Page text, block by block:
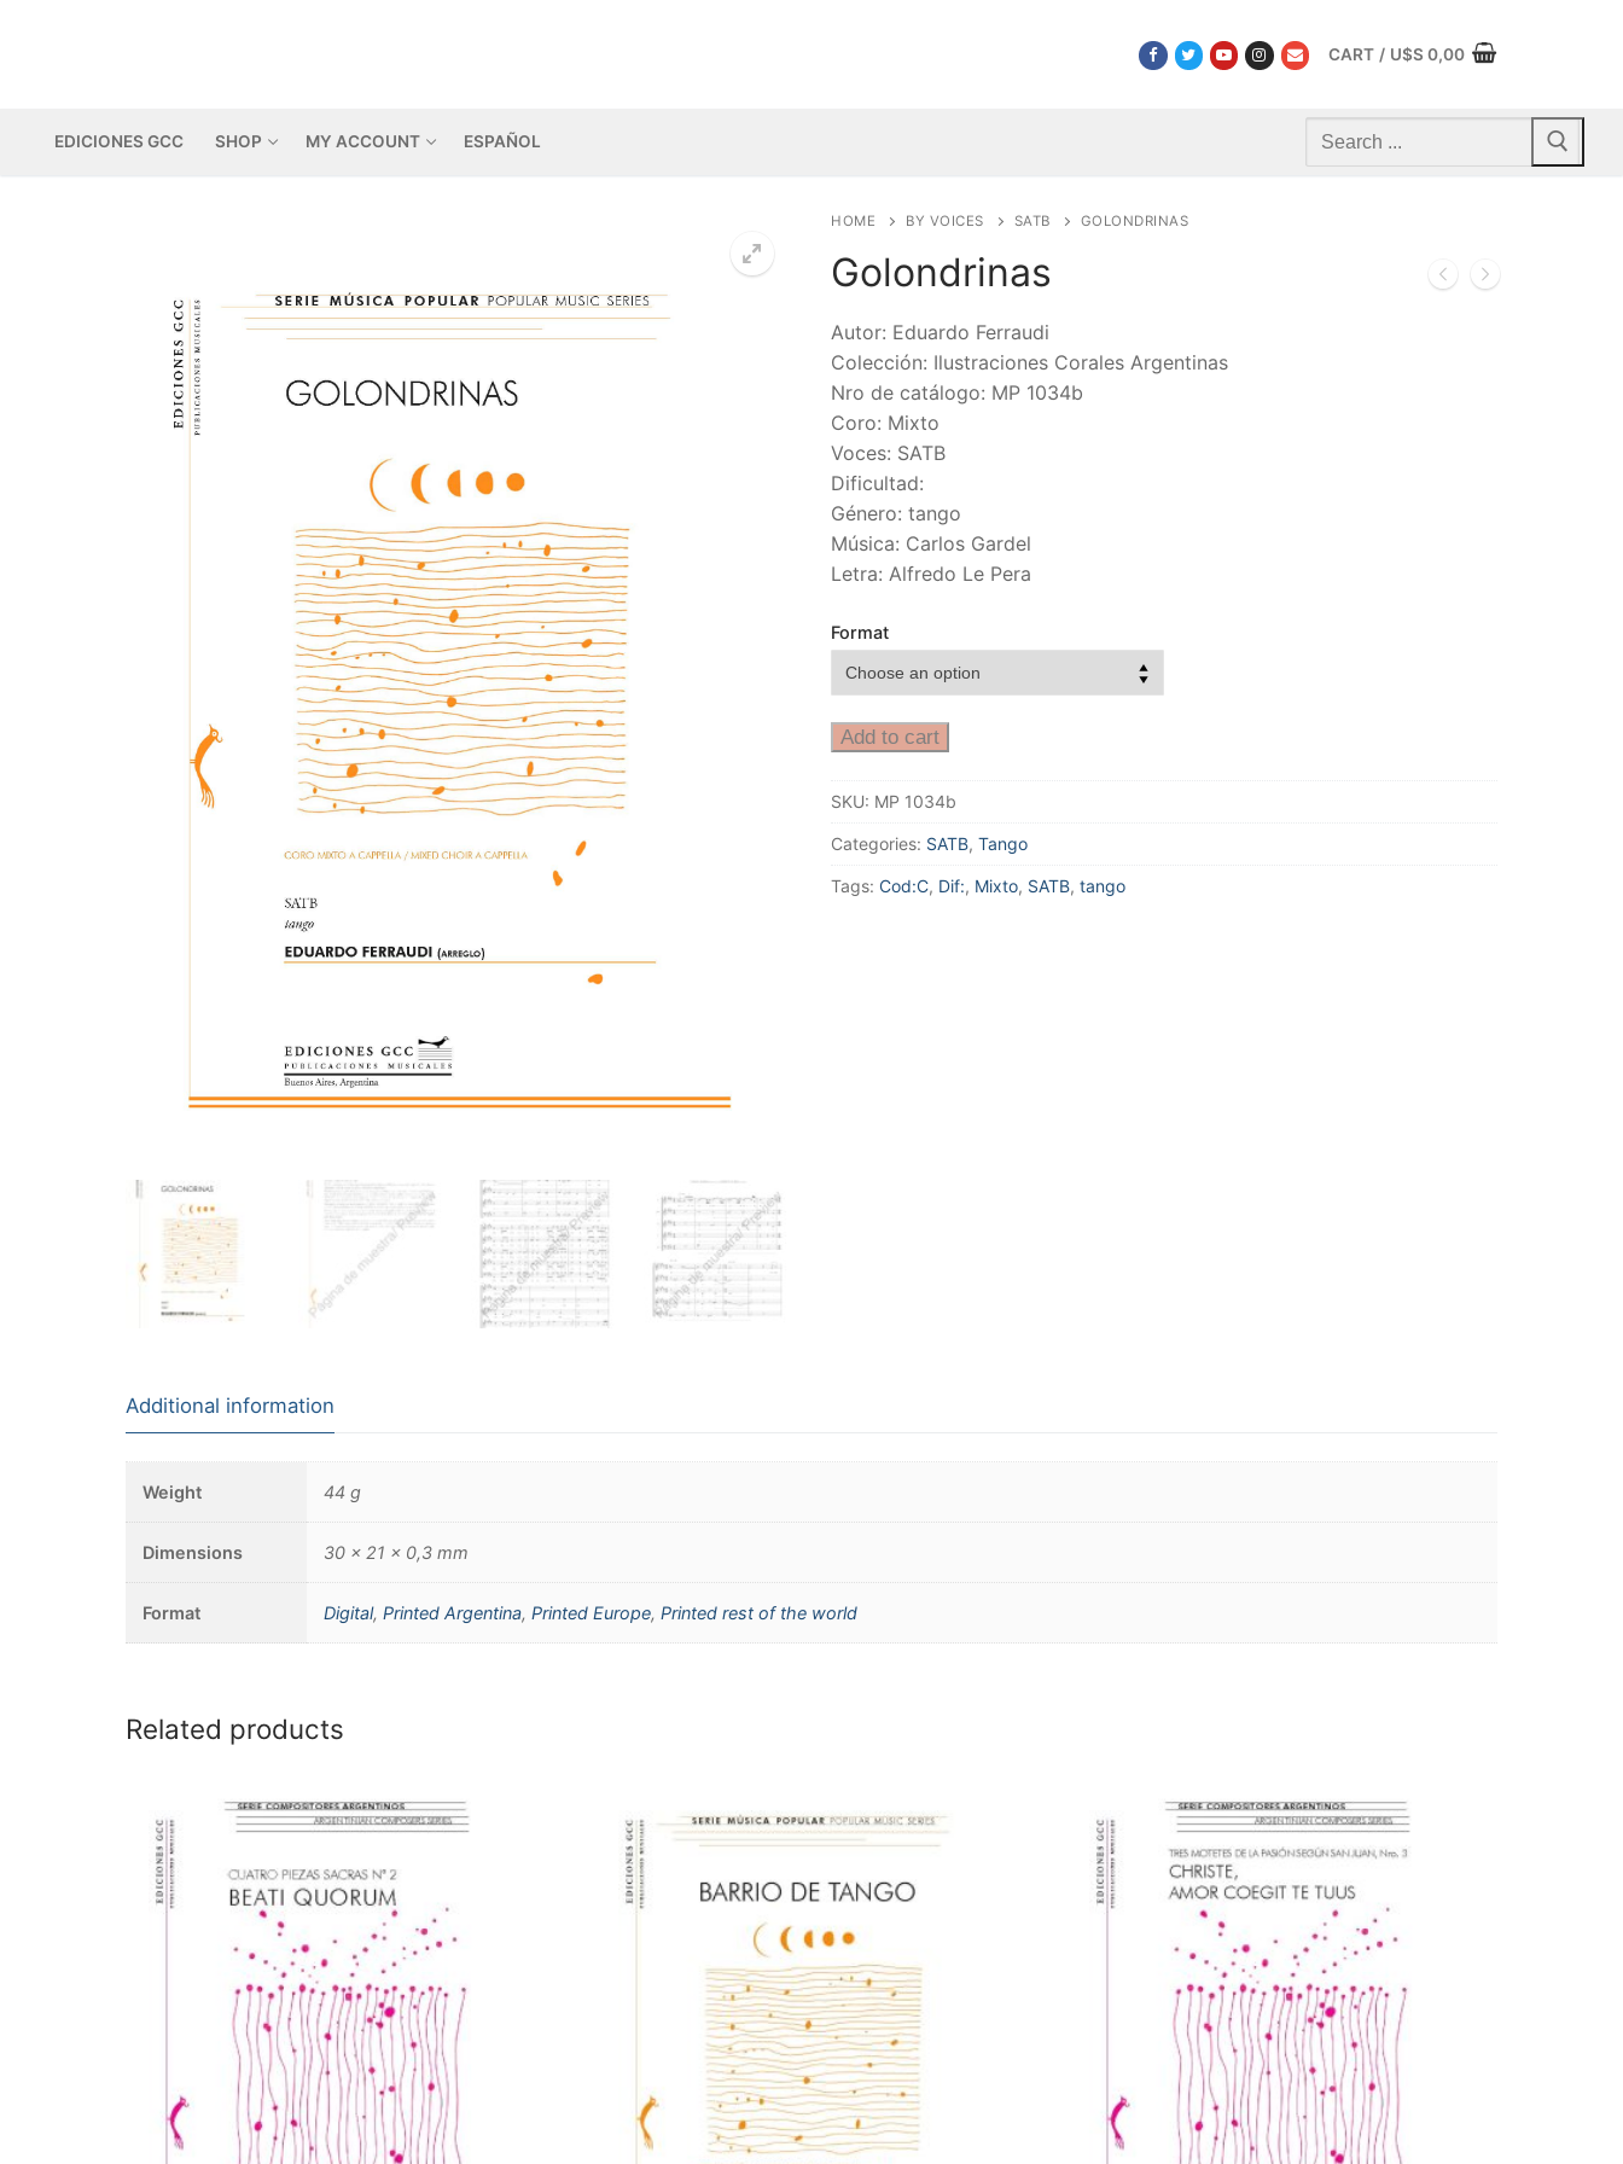
CART / U$S 0,00
EDICIONES GCC SHOP MY ACCOUNT ESPAÑOL
Search
HOME BY VOICES SATB GOLONDRINAS
Golondrinas
Autor: Eduardo Ferraudi
Colección: Ilustraciones Corales Argentinas
Nro de catálogo: MP 1034b
Coro: Mixto
Voces: SATB
Dificultad:
Género: tango
Música: Carlos Gardel
Letra: Alfredo Le Pera
Format
Add to cart
SKU: MP 1034b
Categories: SATB, Tango
Tags: Cod:C, Dif:, Mixto, SATB, tango
Additional information
Weight 44 g
Dimensions 30 × 21 × 0,3 mm
Format Digital,Printed Argentina,Printed Europe,Printed rest of the world
Related products